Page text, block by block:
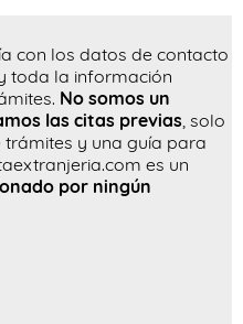
con los datos de contacto
toda la información
No somos un
las citas previas, solo
y una guía para
es un
por ningún